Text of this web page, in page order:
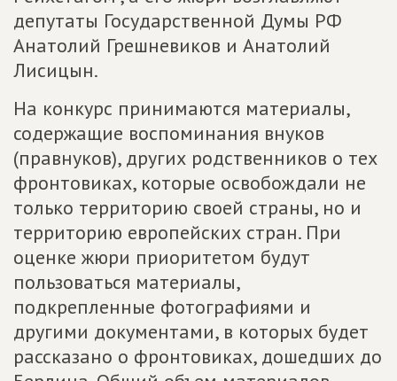
депутаты Государственной Думы РФ
Анатолий Грешневиков и Анатолий
Лисицын.
На конкурс принимаются материалы,
содержащие воспоминания внуков
(правнуков), других родственников о тех
фронтовиках, которые освобождали не
только территорию своей страны, но и
территорию европейских стран. При
оценке жюри приоритетом будут
пользоваться материалы,
подкрепленные фотографиями и
другими документами, в которых будет
рассказано о фронтовиках, дошедших до